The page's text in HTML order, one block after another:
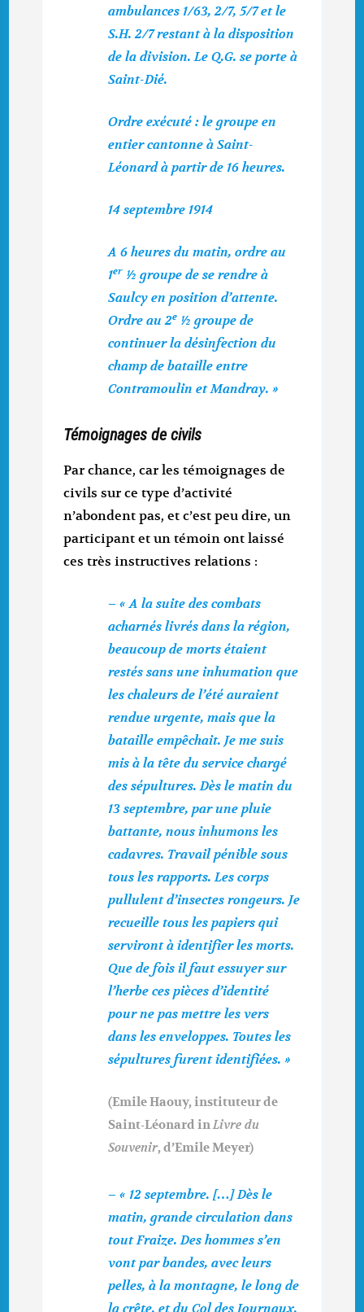
ambulances 1/63, 2/7, 5/7 et le
S.H. 2/7 restant à la disposition
de la division. Le Q.G. se porte à
Saint-Dié.
Ordre exécuté : le groupe en
entier cantonne à Saint-
Léonard à partir de 16 heures.
14 septembre 1914
A 6 heures du matin, ordre au
1er ½ groupe de se rendre à
Saulcy en position d’attente.
Ordre au 2e ½ groupe de
continuer la désinfection du
champ de bataille entre
Contramoulin et Mandray. »
Témoignages de civils
Par chance, car les témoignages de
civils sur ce type d’activité
n’abondent pas, et c’est peu dire, un
participant et un témoin ont laissé
ces très instructives relations :
– « A la suite des combats
acharnés livrés dans la région,
beaucoup de morts étaient
restés sans une inhumation que
les chaleurs de l’été auraient
rendue urgente, mais que la
bataille empêchait. Je me suis
mis à la tête du service chargé
des sépultures. Dès le matin du
13 septembre, par une pluie
battante, nous inhumons les
cadavres. Travail pénible sous
tous les rapports. Les corps
pullulent d’insectes rongeurs. Je
recueille tous les papiers qui
serviront à identifier les morts.
Que de fois il faut essuyer sur
l’herbe ces pièces d’identité
pour ne pas mettre les vers
dans les enveloppes. Toutes les
sépultures furent identifiées. »
(Emile Haouy, instituteur de
Saint-Léonard inLivre du
Souvenir, d’Emile Meyer)
– « 12 septembre. […] Dès le
matin, grande circulation dans
tout Fraize. Des hommes s’en
vont par bandes, avec leurs
pelles, à la montagne, le long de
la crête, et du Col des Journaux,